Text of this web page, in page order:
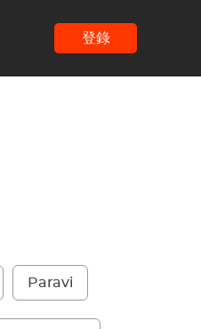
登錄
Paravi